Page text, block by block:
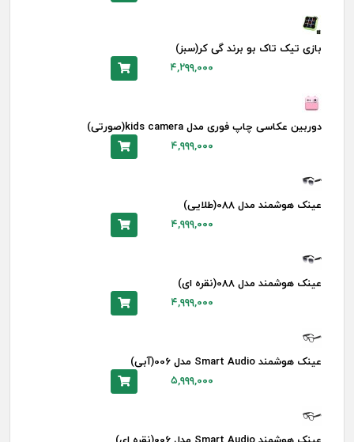
بازی تیک تاک بو برند گی کر(سبز)
۴,۲۹۹,۰۰۰
دوربین عکاسی چاپ فوری مدل kids camera(صورتی)
۴,۹۹۹,۰۰۰
عینک هوشمند مدل 088(طلایی)
۴,۹۹۹,۰۰۰
عینک هوشمند مدل 088(نقره ای)
۴,۹۹۹,۰۰۰
عینک هوشمند Smart Audio مدل 006(آبی)
۵,۹۹۹,۰۰۰